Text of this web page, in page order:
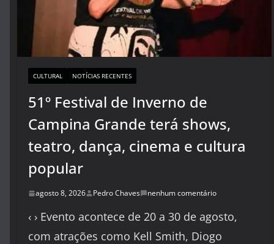
CULTURAL NOTÍCIAS RECENTES
51º Festival de Inverno de
Campina Grande terá shows,
teatro, dança, cinema e cultura
popular
agosto 8, 2026 Pedro Chaves nenhum comentário
‹ › Evento acontece de 20 a 30 de agosto,
com atrações como Kell Smith, Diogo